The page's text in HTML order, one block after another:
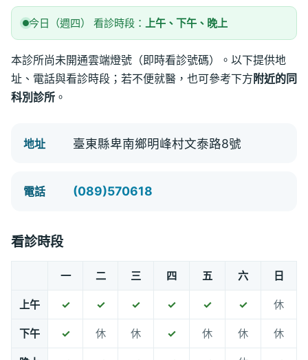
今日（週四） 看診時段： 上午、下午、晚上
本診所尚未開通雲端燈號（即時看診號碼）。以下提供地
址、電話與看診時段；若不便就醫，也可參考下方 附近的同
科別診所 。
地址 臺東縣卑南鄉明峰村文泰路8號
電話 (089)570618
看診時段
一 二 三 四 五 六 日
上午 ✓ ✓ ✓ ✓ ✓ ✓ 休
下午 ✓ 休 休 ✓ 休 休 休